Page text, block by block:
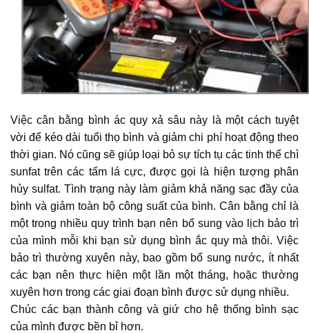
Việc cân bằng bình ác quy xả sâu này là một cách tuyệt
vời để kéo dài tuổi thọ bình và giảm chi phí hoạt động theo
thời gian. Nó cũng sẽ giúp loại bỏ sự tích tụ các tinh thể chì
sunfat trên các tấm lá cực, được gọi là hiện tượng phân
hủy sulfat. Tình trạng này làm giảm khả năng sạc đầy của
bình và giảm toàn bộ công suất của bình. Cân bằng chỉ là
một trong nhiều quy trình bạn nên bổ sung vào lịch bảo trì
của mình mỗi khi bạn sử dụng bình ắc quy mà thôi. Việc
bảo trì thường xuyên này, bao gồm bổ sung nước, ít nhất
các bạn nên thực hiện một lần một tháng, hoặc thường
xuyên hơn trong các giai đoạn bình được sử dụng nhiều.
Chúc các bạn thành công và giứ cho hệ thống bình sạc
của mình được bền bỉ hơn.